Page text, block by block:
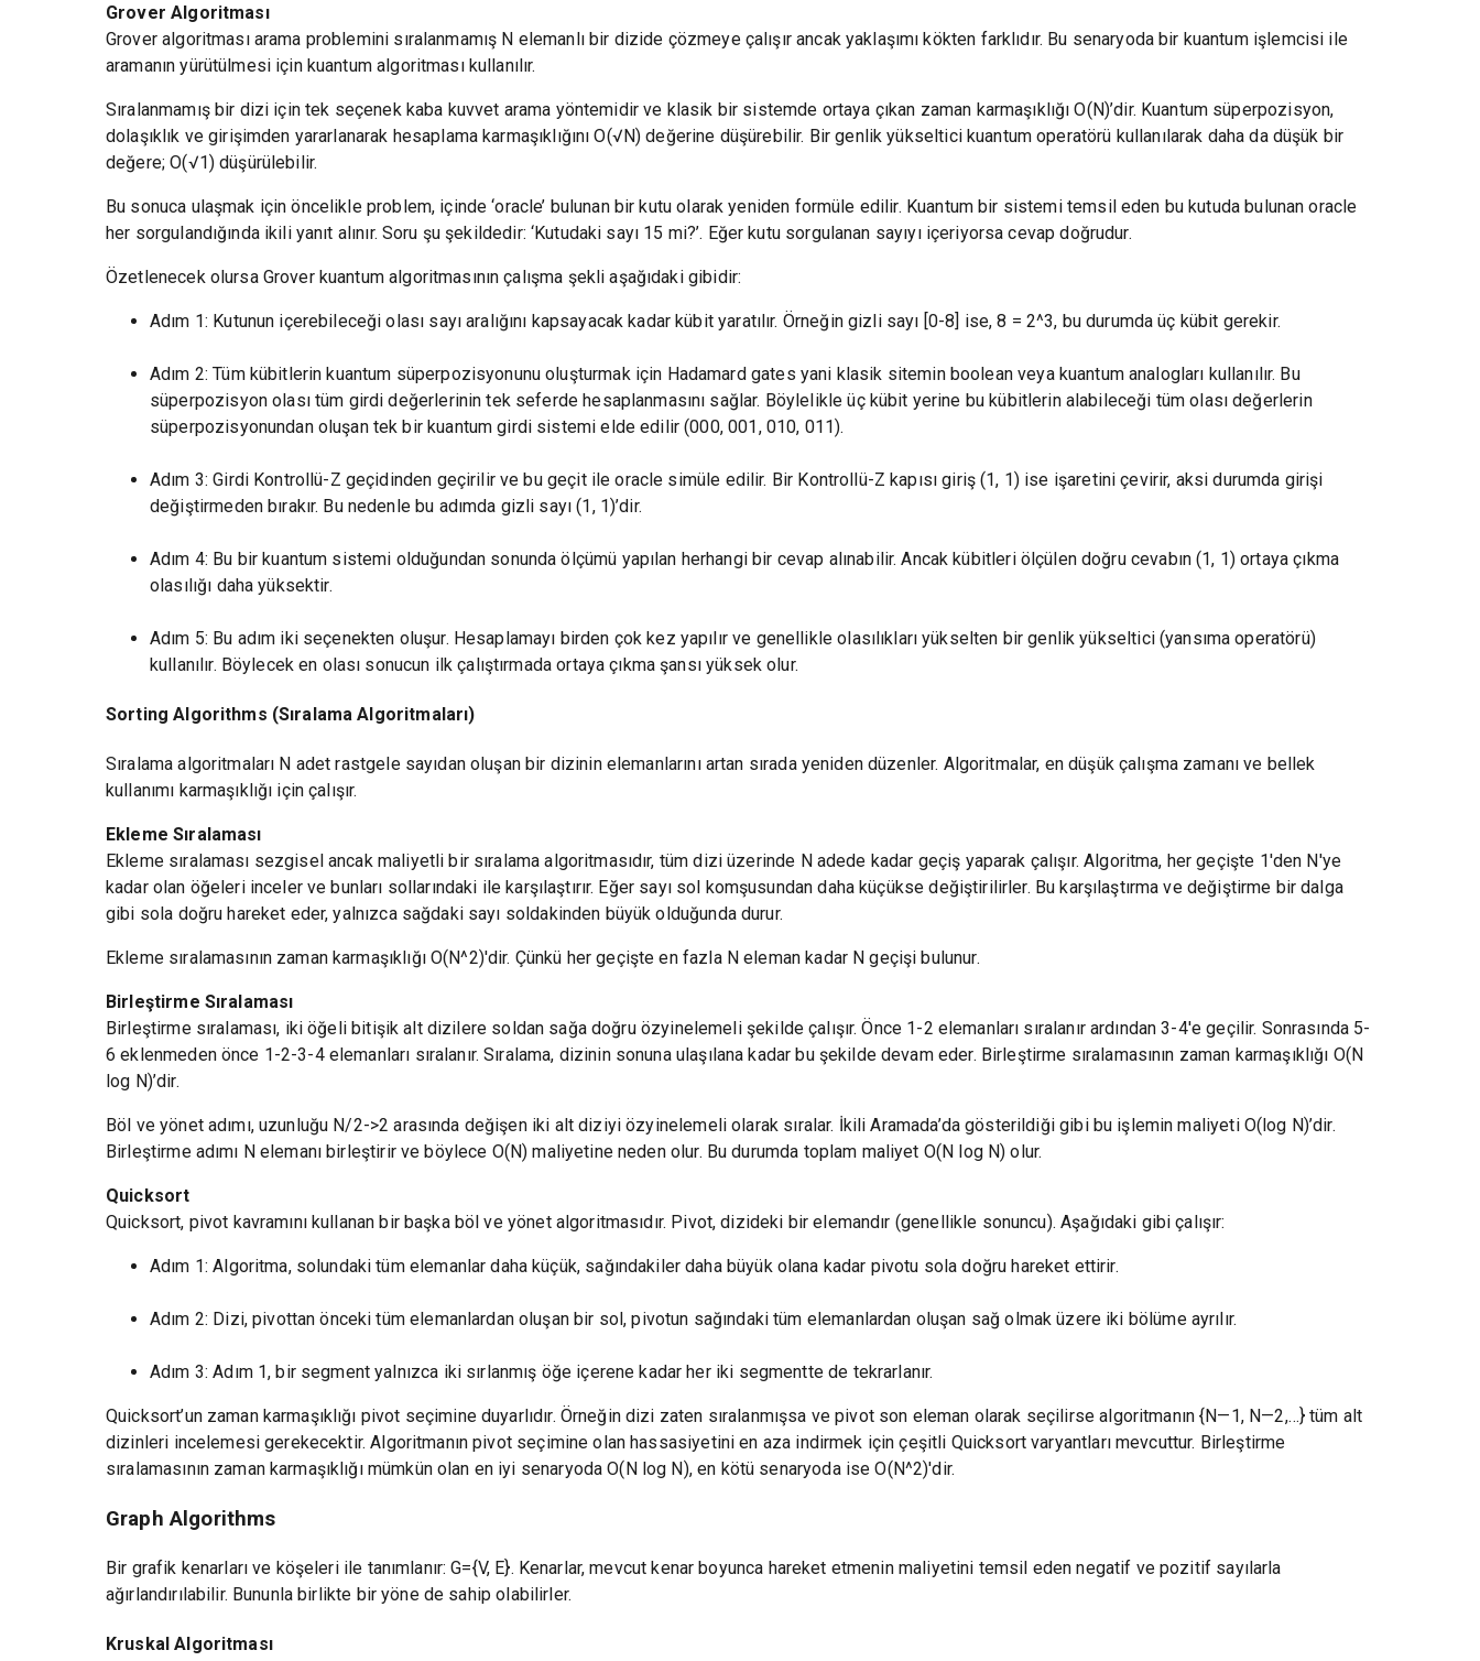
Grover Algoritması
Grover algoritması arama problemini sıralanmamış N elemanlı bir dizide çözmeye çalışır ancak yaklaşımı kökten farklıdır. Bu senaryoda bir kuantum işlemcisi ile
aramanın yürütülmesi için kuantum algoritması kullanılır.
Sıralanmamış bir dizi için tek seçenek kaba kuvvet arama yöntemidir ve klasik bir sistemde ortaya çıkan zaman karmaşıklığı O(N)’dir. Kuantum süperpozisyon,
dolaşıklık ve girişimden yararlanarak hesaplama karmaşıklığını O(√N) değerine düşürebilir. Bir genlik yükseltici kuantum operatörü kullanılarak daha da düşük bir
değere; O(√1) düşürülebilir.
Bu sonuca ulaşmak için öncelikle problem, içinde ‘oracle’ bulunan bir kutu olarak yeniden formüle edilir. Kuantum bir sistemi temsil eden bu kutuda bulunan oracle
her sorgulandığında ikili yanıt alınır. Soru şu şekildedir: ‘Kutudaki sayı 15 mi?’. Eğer kutu sorgulanan sayıyı içeriyorsa cevap doğrudur.
Özetlenecek olursa Grover kuantum algoritmasının çalışma şekli aşağıdaki gibidir:
Adım 1: Kutunun içerebileceği olası sayı aralığını kapsayacak kadar kübit yaratılır. Örneğin gizli sayı [0-8] ise, 8 = 2^3, bu durumda üç kübit gerekir.
Adım 2: Tüm kübitlerin kuantum süperpozisyonunu oluşturmak için Hadamard gates yani klasik sitemin boolean veya kuantum analogları kullanılır. Bu
süperpozisyon olası tüm girdi değerlerinin tek seferde hesaplanmasını sağlar. Böylelikle üç kübit yerine bu kübitlerin alabileceği tüm olası değerlerin
süperpozisyonundan oluşan tek bir kuantum girdi sistemi elde edilir (000, 001, 010, 011).
Adım 3: Girdi Kontrollü-Z geçidinden geçirilir ve bu geçit ile oracle simüle edilir. Bir Kontrollü-Z kapısı giriş (1, 1) ise işaretini çevirir, aksi durumda girişi
değiştirmeden bırakır. Bu nedenle bu adımda gizli sayı (1, 1)’dir.
Adım 4: Bu bir kuantum sistemi olduğundan sonunda ölçümü yapılan herhangi bir cevap alınabilir. Ancak kübitleri ölçülen doğru cevabın (1, 1) ortaya çıkma
olasılığı daha yüksektir.
Adım 5: Bu adım iki seçenekten oluşur. Hesaplamayı birden çok kez yapılır ve genellikle olasılıkları yükselten bir genlik yükseltici (yansıma operatörü)
kullanılır. Böylecek en olası sonucun ilk çalıştırmada ortaya çıkma şansı yüksek olur.
Sorting Algorithms (Sıralama Algoritmaları)
Sıralama algoritmaları N adet rastgele sayıdan oluşan bir dizinin elemanlarını artan sırada yeniden düzenler. Algoritmalar, en düşük çalışma zamanı ve bellek
kullanımı karmaşıklığı için çalışır.
Ekleme Sıralaması
Ekleme sıralaması sezgisel ancak maliyetli bir sıralama algoritmasıdır, tüm dizi üzerinde N adede kadar geçiş yaparak çalışır. Algoritma, her geçişte 1'den N'ye
kadar olan öğeleri inceler ve bunları sollarındaki ile karşılaştırır. Eğer sayı sol komşusundan daha küçükse değiştirilirler. Bu karşılaştırma ve değiştirme bir dalga
gibi sola doğru hareket eder, yalnızca sağdaki sayı soldakinden büyük olduğunda durur.
Ekleme sıralamasının zaman karmaşıklığı O(N^2)'dir. Çünkü her geçişte en fazla N eleman kadar N geçişi bulunur.
Birleştirme Sıralaması
Birleştirme sıralaması, iki öğeli bitişik alt dizilere soldan sağa doğru özyinelemeli şekilde çalışır. Önce 1-2 elemanları sıralanır ardından 3-4'e geçilir. Sonrasında 5-
6 eklenmeden önce 1-2-3-4 elemanları sıralanır. Sıralama, dizinin sonuna ulaşılana kadar bu şekilde devam eder. Birleştirme sıralamasının zaman karmaşıklığı O(N
log N)’dir.
Böl ve yönet adımı, uzunluğu N/2->2 arasında değişen iki alt diziyi özyinelemeli olarak sıralar. İkili Aramada’da gösterildiği gibi bu işlemin maliyeti O(log N)’dir.
Birleştirme adımı N elemanı birleştirir ve böylece O(N) maliyetine neden olur. Bu durumda toplam maliyet O(N log N) olur.
Quicksort
Quicksort, pivot kavramını kullanan bir başka böl ve yönet algoritmasıdır. Pivot, dizideki bir elemandır (genellikle sonuncu). Aşağıdaki gibi çalışır:
Adım 1: Algoritma, solundaki tüm elemanlar daha küçük, sağındakiler daha büyük olana kadar pivotu sola doğru hareket ettirir.
Adım 2: Dizi, pivottan önceki tüm elemanlardan oluşan bir sol, pivotun sağındaki tüm elemanlardan oluşan sağ olmak üzere iki bölüme ayrılır.
Adım 3: Adım 1, bir segment yalnızca iki sırlanmış öğe içerene kadar her iki segmentte de tekrarlanır.
Quicksort’un zaman karmaşıklığı pivot seçimine duyarlıdır. Örneğin dizi zaten sıralanmışsa ve pivot son eleman olarak seçilirse algoritmanın {N—1, N—2,…} tüm alt
dizinleri incelemesi gerekecektir. Algoritmanın pivot seçimine olan hassasiyetini en aza indirmek için çeşitli Quicksort varyantları mevcuttur. Birleştirme
sıralamasının zaman karmaşıklığı mümkün olan en iyi senaryoda O(N log N), en kötü senaryoda ise O(N^2)'dir.
Graph Algorithms
Bir grafik kenarları ve köşeleri ile tanımlanır: G={V, E}. Kenarlar, mevcut kenar boyunca hareket etmenin maliyetini temsil eden negatif ve pozitif sayılarla
ağırlandırılabilir. Bununla birlikte bir yöne de sahip olabilirler.
Kruskal Algoritması